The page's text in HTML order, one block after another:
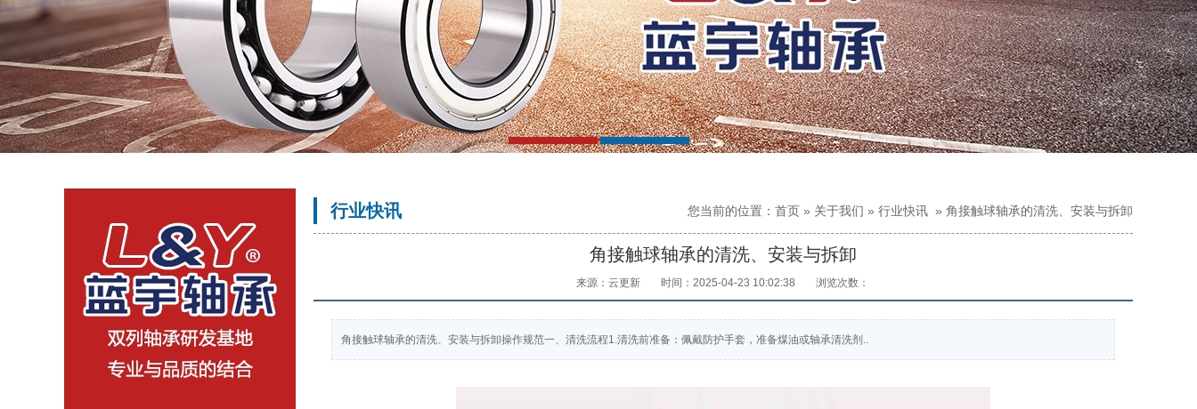
行业快讯 您当前的位置： 首页 » 关于我们 » 行业快讯 » 角接触球轴承的清洗、安装与拆卸
角接触球轴承的清洗、安装与拆卸
来源：云更新 时间：2025-04-23 10:02:38 浏览次数：
角接触球轴承的清洗、安装与拆卸操作规范一、清洗流程1.清洗前准备：佩戴防护手套，准备煤油或轴承清洗剂..